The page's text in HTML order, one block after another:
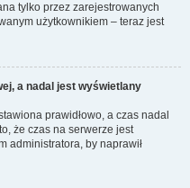
tylko przez zarejestrowanych
użytkownikiem – teraz jest
a nadal jest wyświetlany
prawidłowo, a czas nadal
że czas na serwerze jest
administratora, by naprawił